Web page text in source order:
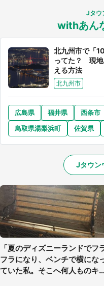
Jタウ
withあん
北九州市で「
ってた？ 現地
える方法
北九州市
広島県 福井県 西条市
鳥取県湯梨浜町
佐賀県
Jタウン
「夏のディズニーランドでフ
フラになり、ベンチで横にな
ていた私。そこへ何人ものキャ